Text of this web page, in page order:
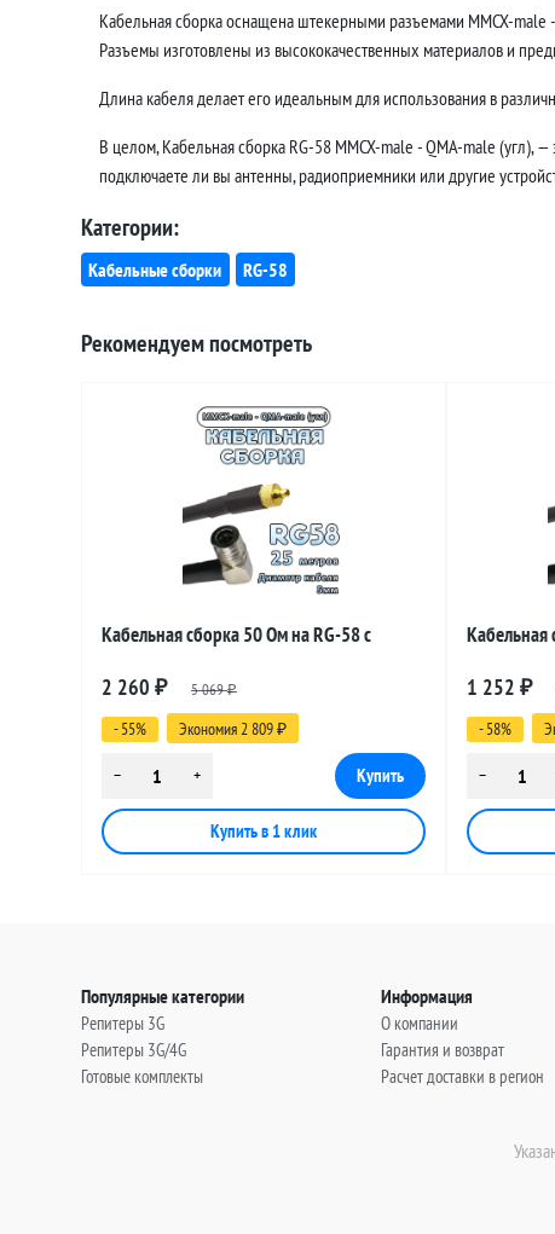
Кабельная сборка оснащена штекерными разъемами MMCX-male
Разъемы изготовлены из высококачественных материалов и
Длина кабеля делает его идеальным для использования в
В целом, Кабельная сборка RG-58 MMCX-male - QMA-male (угл),
подключаете ли вы антенны, радиоприемники или другие
Категории:
Кабельные сборки RG-58
Рекомендуем посмотреть
Кабельная сборка 50 Ом на RG-58 с
(угловой), 25 метров
2 260 ₽ 5 069₽
- 55% Экономия 2 809 ₽
Кабельная
(угловой),
1 252₽
- 58%
Популярные категории
Репитеры 3G
Репитеры 3G/4G
Готовые комплекты
Информация
О компании
Гарантия и возврат
Расчет доставки в регион